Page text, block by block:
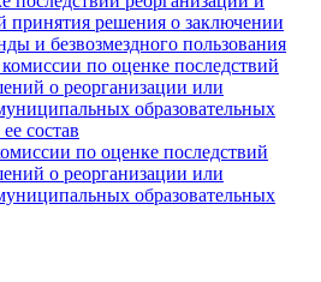
принятия решения о заключении
и безвозмездного пользования
по оценке последствий
о реорганизации или
образовательных
состав
по оценке последствий
о реорганизации или
образовательных